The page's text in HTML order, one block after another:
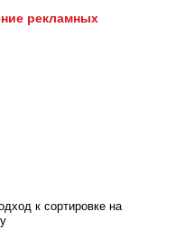
рекламных
к сортировке на